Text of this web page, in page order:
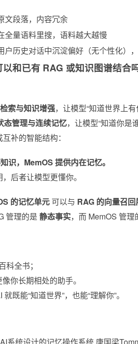
文段落，内容冗余
全量语料里搜，语料越大越慢
户历史对话中沉淀偏好（无个性化）
和已有 RAG 或知识图谱结合
索与知识增强，让模型“知道世界上有
态管理与连续记忆，让模型“知道你是
补的智能结构：
识，MemOS 提供内在记忆。
后者让模型更懂你。
的记忆单元 可以与 RAG 的向量召回
管理的是 静态事实，而 MemOS 管
科全书；
你长期相处的助手。
既能“知道世界”，也能“理解你”。